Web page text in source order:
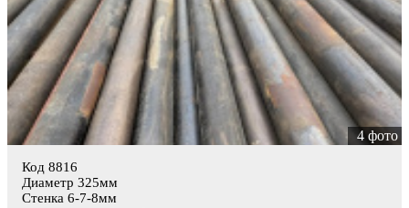
4 фото
Код 8816
Диаметр 325мм
Стенка 6-7-8мм